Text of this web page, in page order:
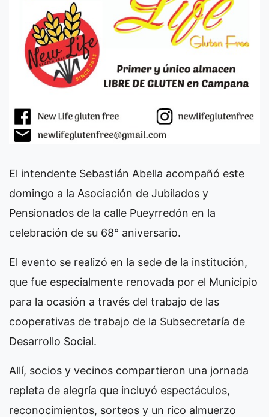
El intendente Sebastián Abella acompañó este
domingo a la Asociación de Jubilados y
Pensionados de la calle Pueyrredón en la
celebración de su 68° aniversario.
El evento se realizó en la sede de la institución,
que fue especialmente renovada por el Municipio
para la ocasión a través del trabajo de las
cooperativas de trabajo de la Subsecretaría de
Desarrollo Social.
Allí, socios y vecinos compartieron una jornada
repleta de alegría que incluyó espectáculos,
reconocimientos, sorteos y un rico almuerzo